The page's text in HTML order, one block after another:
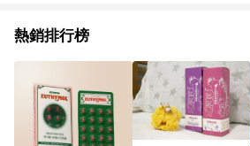
熱銷排行榜